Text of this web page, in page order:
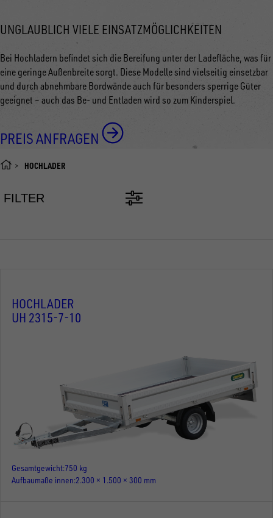
UNGLAUBLICH VIELE EINSATZMÖGLICHKEITEN
Bei Hochladern befindet sich die Bereifung unter der Ladefläche, was für
eine geringe Außenbreite sorgt. Diese Modelle sind vielseitig einsetzbar
und durch abnehmbare Bordwände auch für besonders sperrige Güter
geeignet – auch das Be- und Entladen wird so zum Kinderspiel.
PREIS ANFRAGEN
HOCHLADER
FILTER
HOCHLADER
UH 2315-7-10
Gesamtgewicht 750 kg
Aufbaumaße innen 2.300 × 1.500 × 300 mm